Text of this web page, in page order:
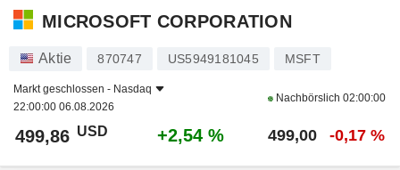
MICROSOFT CORPORATION
Aktie 870747 US5949181045 MSFT
Markt geschlossen - Nasdaq
22:00:00 06.08.2026
Nachbörslich 02:00:00
499,86 USD +2,54 % 499,00 -0,17 %